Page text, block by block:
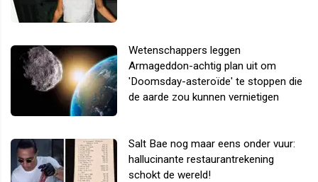
Wetenschappers leggen
Armageddon-achtig plan uit om
'Doomsday-asteroïde' te stoppen die
de aarde zou kunnen vernietigen
Salt Bae nog maar eens onder vuur:
hallucinante restaurantrekening
schokt de wereld!